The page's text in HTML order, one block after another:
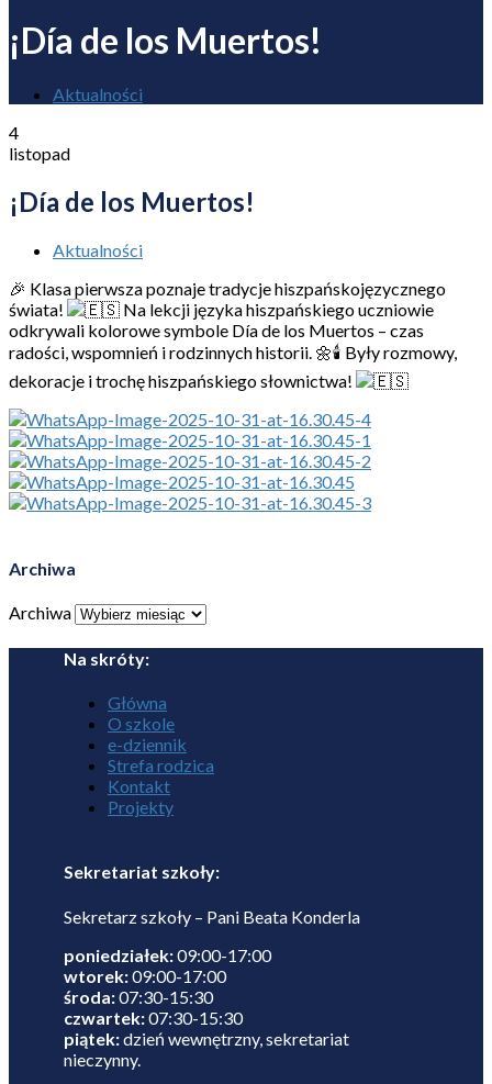
¡Día de los Muertos!
Aktualności
4
listopad
¡Día de los Muertos!
Aktualności
🎉 Klasa pierwsza poznaje tradycje hiszpańskojęzycznego
świata!
Na lekcji języka hiszpańskiego uczniowie
odkrywali kolorowe symbole Día de los Muertos – czas
radości, wspomnień i rodzinnych historii. 🌼🕯️ Były rozmowy,
dekoracje i trochę hiszpańskiego słownictwa!
Archiwa
Archiwa
Na skróty:
Główna
O szkole
e-dziennik
Strefa rodzica
Kontakt
Projekty
Sekretariat szkoły:
Sekretarz szkoły – Pani Beata Konderla
poniedziałek:09:00-17:00
wtorek:09:00-17:00
środa:07:30-15:30
czwartek:07:30-15:30
piątek:dzień wewnętrzny, sekretariat
nieczynny.